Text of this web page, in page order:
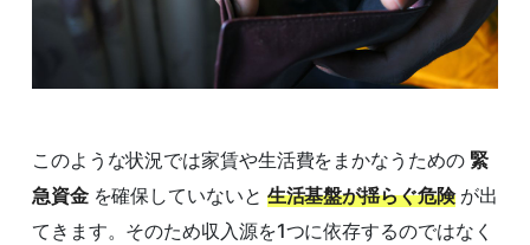
このような状況では家賃や生活費をまかなうための 緊
急資金を確保していないと 生活基盤が揺らぐ危険が出
てきます。そのため収入源を1つに依存するのではなく